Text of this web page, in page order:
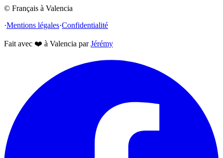
© Français à Valencia
·Mentions légales·Confidentialité
Fait avec ❤️ à Valencia par Jérémy